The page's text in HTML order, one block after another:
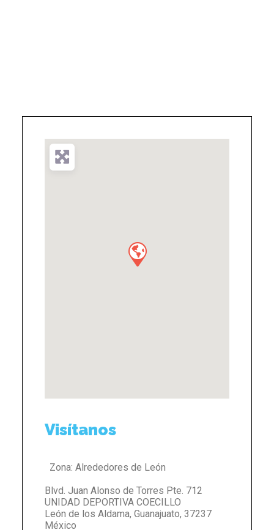
Visítanos
Zona: Alrededores de León
Blvd. Juan Alonso de Torres Pte. 712
UNIDAD DEPORTIVA COECILLO
León de los Aldama, Guanajuato, 37237
México